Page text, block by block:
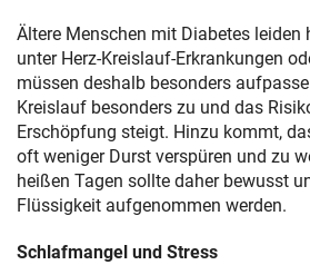
Ältere Menschen mit Diabetes
unter Herz-Kreislauf-Erkrankungen
müssen deshalb besonders
Kreislauf besonders zu und das
Erschöpfung steigt. Hinzu kommt,
oft weniger Durst verspüren und zu
heißen Tagen sollte daher bewusst
Flüssigkeit aufgenommen werden.
Schlafmangel und Stress